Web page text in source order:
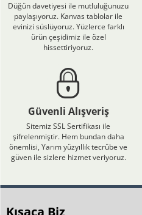
Düğün davetiyesi ile mutluluğunuzu
paylaşıyoruz. Kanvas tablolar ile
evinizi süslüyoruz. Yüzlerce farklı
ürün çeşidimiz ile özel
hissettiriyoruz.
Güvenli Alışveriş
Sitemiz SSL Sertifikası ile
şifrelenmiştir. Hem bundan daha
önemlisi, Yarım yüzyıllık tecrübe ve
güven ile sizlere hizmet veriyoruz.
Kısaca Biz